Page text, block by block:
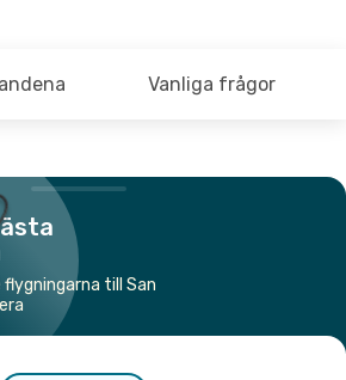
Vanliga frågor
till San